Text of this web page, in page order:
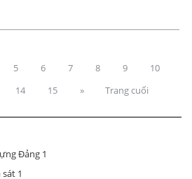
5 6 7 8 9
10
14 15 » Trang cuối